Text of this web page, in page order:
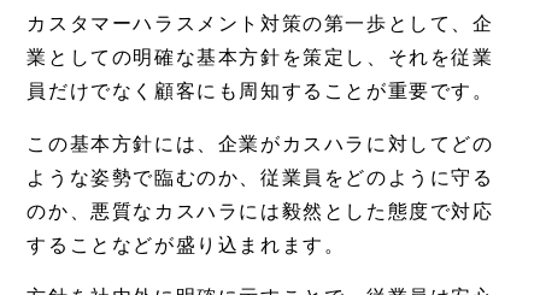
カスタマーハラスメント対策の第一歩として、企
業としての明確な基本方針を策定し、それを従業
員だけでなく顧客にも周知することが重要です。
この基本方針には、企業がカスハラに対してどの
ような姿勢で臨むのか、従業員をどのように守る
のか、悪質なカスハラには毅然とした態度で対応
することなどが盛り込まれます。